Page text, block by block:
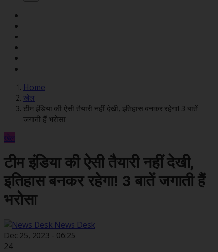
Home
खेल
टीम इंडिया की ऐसी तैयारी नहीं देखी, इतिहास बनकर रहेगा! 3 बातें
जगाती हैं भरोसा
खेल
टीम इंडिया की ऐसी तैयारी नहीं देखी,
इतिहास बनकर रहेगा! 3 बातें जगाती हैं
भरोसा
News Desk
Dec 25, 2023 - 06:25
24